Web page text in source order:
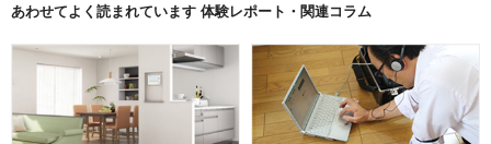
あわせてよく読まれています 体験レポート・関連コラム